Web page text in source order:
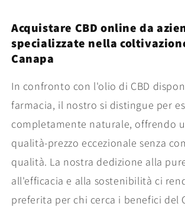
Acquistare CBD online da
specializzate nella
Canapa
In confronto con l'olio di CBD
farmacia, il nostro si distingue per
completamente naturale, offrendo
qualità-prezzo eccezionale senza
qualità. La nostra dedizione alla
all'efficacia e alla sostenibilità ci
preferita per chi cerca i benefici del